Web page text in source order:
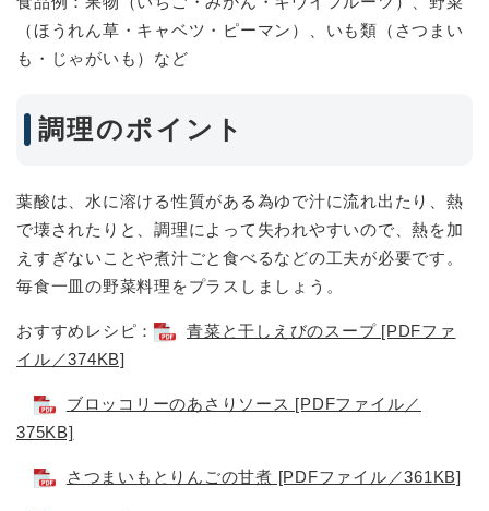
（ほうれん草・キャベツ・ピーマン）、いも類（さつまい
も・じゃがいも）など
調理のポイント
葉酸は、水に溶ける性質がある為ゆで汁に流れ出たり、熱
で壊されたりと、調理によって失われやすいので、熱を加
えすぎないことや煮汁ごと食べるなどの工夫が必要です。
毎食一皿の野菜料理をプラスしましょう。
おすすめレシピ：
青菜と干しえびのスープ [PDFファ
イル／374KB]
ブロッコリーのあさりソース [PDFファイル／
375KB]
さつまいもとりんごの甘煮 [PDFファイル／361KB]